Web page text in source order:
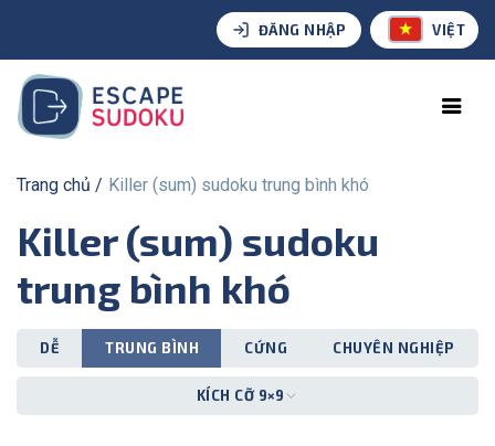
ĐĂNG NHẬP VIỆT
Trang chủ Killer (sum) sudoku trung bình khó
Killer (sum) sudoku
trung bình khó
DỄ TRUNG BÌNH CỨNG CHUYÊN NGHIỆP
KÍCH CỠ 9×9